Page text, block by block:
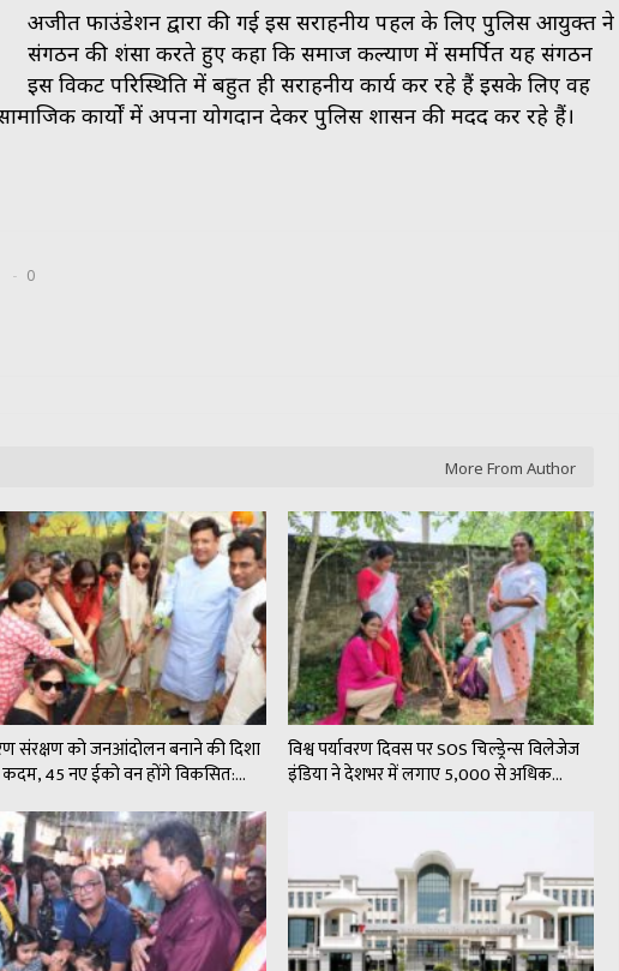
अजीत फाउंडेशन द्वारा की गई इस सराहनीय पहल के लिए पुलिस आयुक्त ने
संगठन की प्रशंसा करते हुए कहा कि समाज कल्याण में समर्पित यह संगठन
इस विकट परिस्थिति में बहुत ही सराहनीय कार्य कर रहे हैं इसके लिए वह
कार्यों में अपना योगदान देकर पुलिस प्रशासन की मदद कर रहे हैं।
0
More From Author
संरक्षण को जनआंदोलन बनाने की दिशा
कदम, 45 नए ईको वन होंगे विकसित:…
विश्व पर्यावरण दिवस पर SOS चिल्ड्रेन्स विलेजेज
इंडिया ने देशभर में लगाए 5,000 से अधिक…